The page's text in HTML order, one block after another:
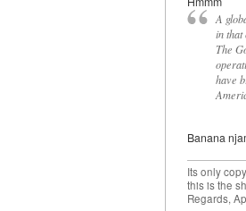
A
in that
The
have
Banana
Its only
this is the
Regards,